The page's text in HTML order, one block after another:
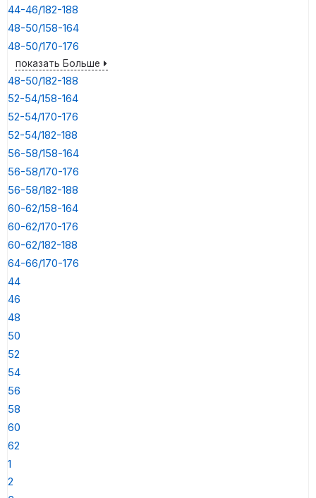
44-46/182-188
48-50/158-164
48-50/170-176
показать Больше
48-50/182-188
52-54/158-164
52-54/170-176
52-54/182-188
56-58/158-164
56-58/170-176
56-58/182-188
60-62/158-164
60-62/170-176
60-62/182-188
64-66/170-176
44
46
48
50
52
54
56
58
60
62
1
2